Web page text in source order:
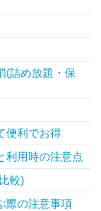
(詰め放題・保
便利でお得
利用時の注意点
較)
際の注意事項